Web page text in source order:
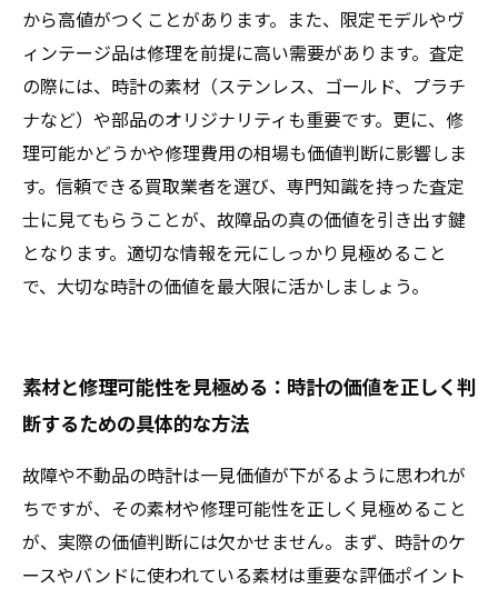
から高値がつくことがあります。また、限定モデルやヴ
ィンテージ品は修理を前提に高い需要があります。査定
の際には、時計の素材（ステンレス、ゴールド、プラチ
ナなど）や部品のオリジナリティも重要です。更に、修
理可能かどうかや修理費用の相場も価値判断に影響しま
す。信頼できる買取業者を選び、専門知識を持った査定
士に見てもらうことが、故障品の真の価値を引き出す鍵
となります。適切な情報を元にしっかり見極めること
で、大切な時計の価値を最大限に活かしましょう。
素材と修理可能性を見極める：時計の価値を正しく判
断するための具体的な方法
故障や不動品の時計は一見価値が下がるように思われが
ちですが、その素材や修理可能性を正しく見極めること
が、実際の価値判断には欠かせません。まず、時計のケ
ースやバンドに使われている素材は重要な評価ポイント